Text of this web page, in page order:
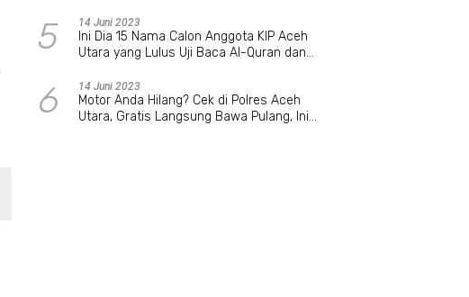
5 14 Juni 2023
Ini Dia 15 Nama Calon Anggota KIP Aceh
Utara yang Lulus Uji Baca Al-Quran dan
6 14 Juni 2023
Motor Anda Hilang? Cek di Polres Aceh
Utara, Gratis Langsung Bawa Pulang, Ini